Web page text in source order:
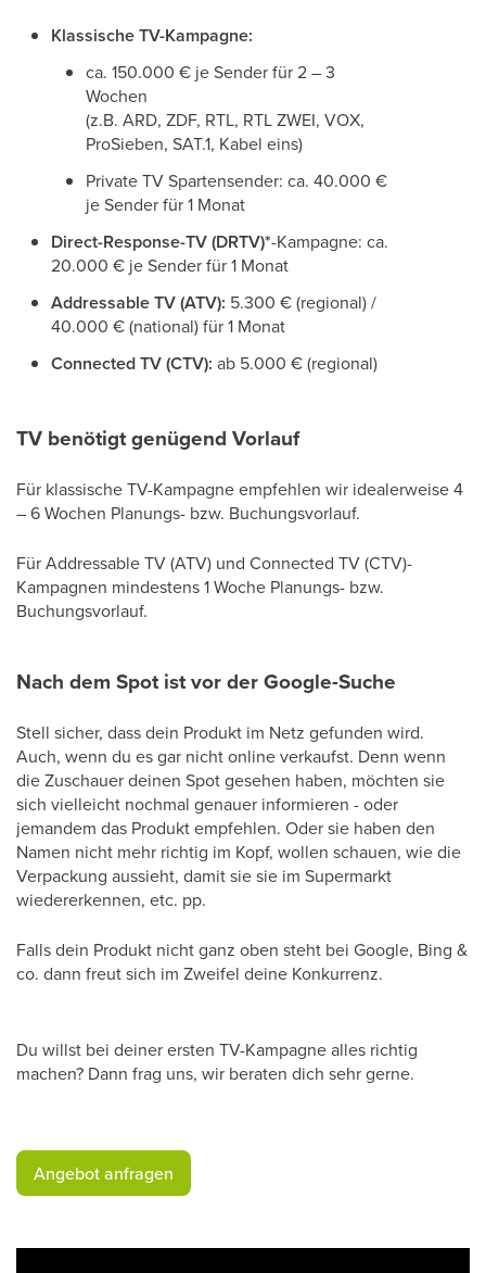
Klassische TV-Kampagne:
ca. 150.000 € je Sender für 2 – 3
Wochen
(z.B. ARD, ZDF, RTL, RTL ZWEI, VOX,
ProSieben, SAT.1, Kabel eins)
Private TV Spartensender: ca. 40.000 €
je Sender für 1 Monat
Direct-Response-TV (DRTV)*-Kampagne: ca.
20.000 € je Sender für 1 Monat
Addressable TV (ATV): 5.300 € (regional) /
40.000 € (national) für 1 Monat
Connected TV (CTV): ab 5.000 € (regional)
TV benötigt genügend Vorlauf
Für klassische TV-Kampagne empfehlen wir idealerweise 4
– 6 Wochen Planungs- bzw. Buchungsvorlauf.
Für Addressable TV (ATV) und Connected TV (CTV)-
Kampagnen mindestens 1 Woche Planungs- bzw.
Buchungsvorlauf.
Nach dem Spot ist vor der Google-Suche
Stell sicher, dass dein Produkt im Netz gefunden wird.
Auch, wenn du es gar nicht online verkaufst. Denn wenn
die Zuschauer deinen Spot gesehen haben, möchten sie
sich vielleicht nochmal genauer informieren - oder
jemandem das Produkt empfehlen. Oder sie haben den
Namen nicht mehr richtig im Kopf, wollen schauen, wie die
Verpackung aussieht, damit sie sie im Supermarkt
wiedererkennen, etc. pp.
Falls dein Produkt nicht ganz oben steht bei Google, Bing &
co. dann freut sich im Zweifel deine Konkurrenz.
Du willst bei deiner ersten TV-Kampagne alles richtig
machen? Dann frag uns, wir beraten dich sehr gerne.
​Angebot anfragen​